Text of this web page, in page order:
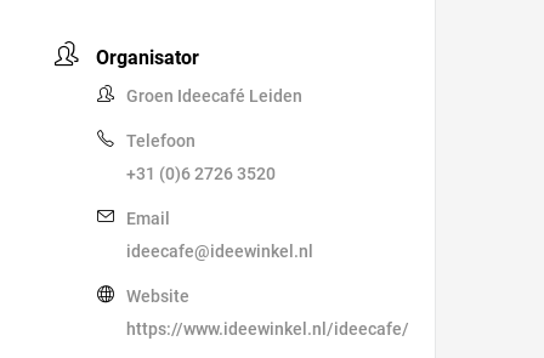
Organisator
Groen Ideecafé Leiden
Telefoon
+31 (0)6 2726 3520
Email
ideecafe@ideewinkel.nl
Website
https://www.ideewinkel.nl/ideecafe/